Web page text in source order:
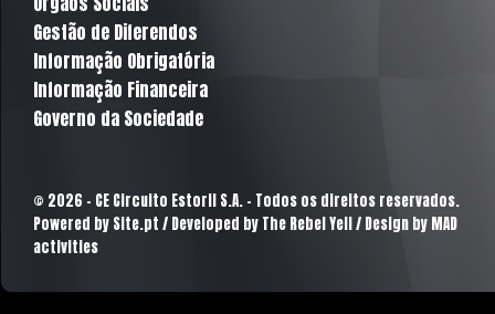
Gestão de Diferendos
Informação Obrigatória
Informação Financeira
Governo da Sociedade
© 2026 - CE Circuito Estoril S.A. - Todos os direitos reservados.
Powered by Site.pt / Developed by The Rebel Yell / Design by MAD
activities